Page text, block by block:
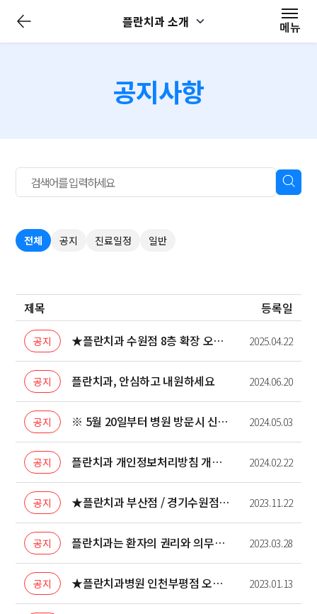
플란치과 소개 메뉴
뉴
공지사항
전체 공지 진료일정 일반
제목 등록일
공지 ★플란치과 수원점 8층 확장 오픈 안내★ 2025.04.22
공지 플란치과, 안심하고 내원하세요 2024.06.20
공지 ※ 5월 20일부터 병원 방문시 신분증 지참 의무화 2024.05.03
공지 플란치과 개인정보처리방침 개정 안내 2024.02.22
공지 ★플란치과 부산점 / 경기수원점 오픈 안내★ 2023.11.22
공지 플란치과는 환자의 권리와 의무를 존중합니다 2023.03.28
공지 ★플란치과병원 인천부평점 오픈 안내★ 2023.01.13